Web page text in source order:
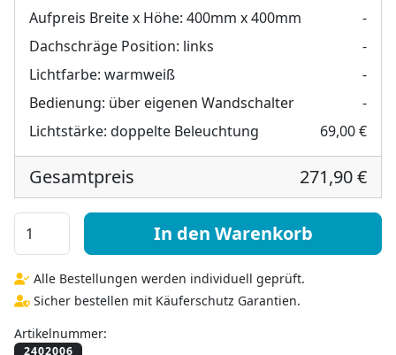
Aufpreis Breite x Höhe: 400mm x 400mm
-
Dachschräge Position: links
-
Lichtfarbe: warmweiß
-
Bedienung: über eigenen Wandschalter
-
Lichtstärke: doppelte Beleuchtung 69,00 €
Gesamtpreis 271,90 €
LED Spiegel beleuchtet für Dachschräge - Arella C links
In den Warenkorb
Alle Bestellungen werden individuell geprüft.
Sicher bestellen mit Käuferschutz Garantien.
Artikelnummer: